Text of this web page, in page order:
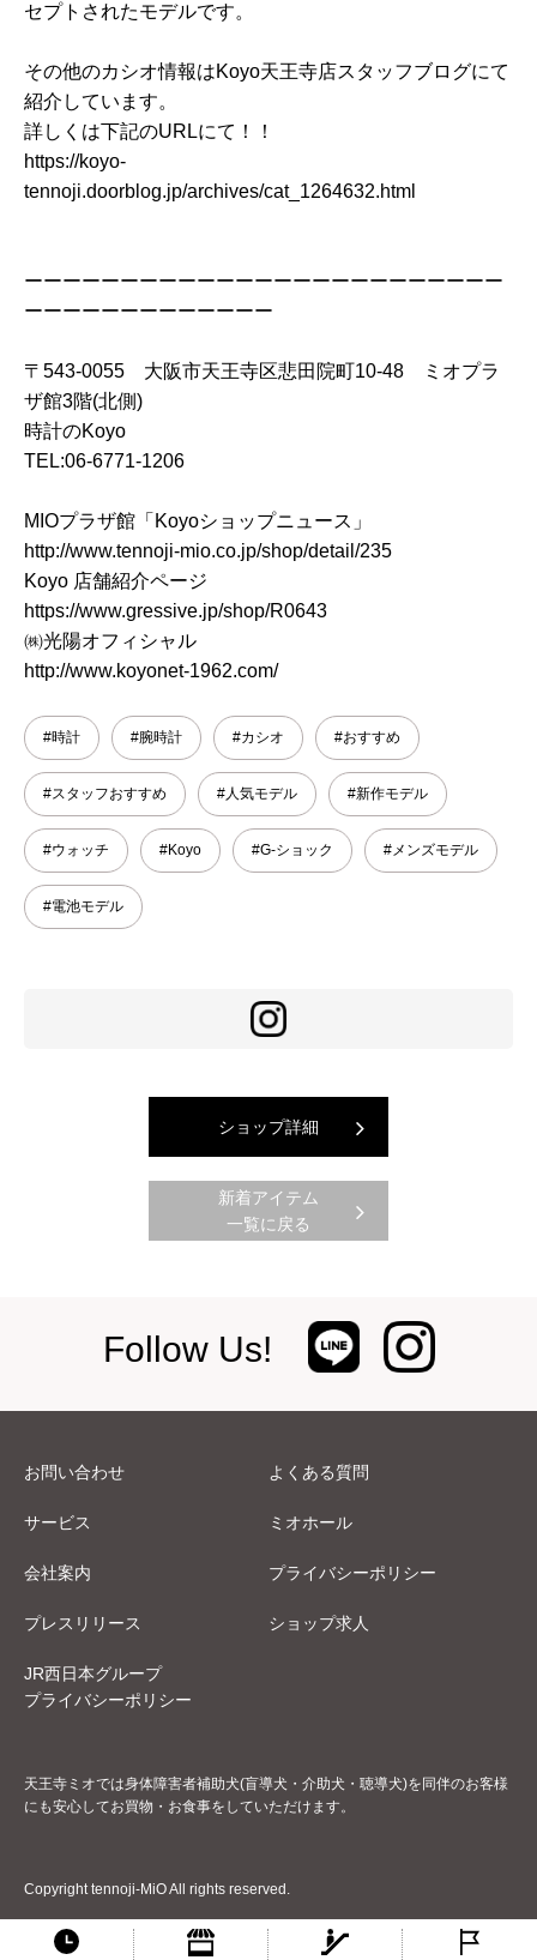
セプトされたモデルです。
その他のカシオ情報はKoyo天王寺店スタッフブログにて
紹介しています。
詳しくは下記のURLにて！！
https://koyo-
tennoji.doorblog.jp/archives/cat_1264632.html
ーーーーーーーーーーーーーーーーーーーーーーーーー
ーーーーーーーーーーーーー
〒543-0055 大阪市天王寺区悲田院町10-48 ミオプラ
ザ館3階(北側)
時計のKoyo
TEL:06-6771-1206
MIOプラザ館「Koyoショップニュース」
http://www.tennoji-mio.co.jp/shop/detail/235
Koyo 店舗紹介ページ
https://www.gressive.jp/shop/R0643
㈱光陽オフィシャル
http://www.koyonet-1962.com/
#時計 #腕時計 #カシオ #おすすめ
#スタッフおすすめ #人気モデル #新作モデル
#ウォッチ #Koyo #G-ショック #メンズモデル
#電池モデル
ショップ詳細
新着アイテム
一覧に戻る
Follow Us!
お問い合わせ よくある質問
サービス ミオホール
会社案内 プライバシーポリシー
プレスリリース ショップ求人
JR西日本グループ
プライバシーポリシー
天王寺ミオでは身体障害者補助犬(盲導犬・介助犬・聴導犬)を同伴のお客様
にも安心してお買物・お食事をしていただけます。
Copyright tennoji-MiO All rights reserved.